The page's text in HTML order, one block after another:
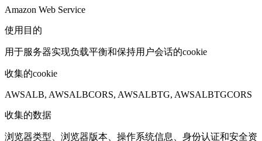
Amazon Web Service
使用目的
用于服务器实现负载平衡和保持用户会话的cookie
收集的cookie
AWSALB, AWSALBCORS, AWSALBTG, AWSALBTGCORS
收集的数据
浏览器类型、浏览器版本、操作系统信息、身份认证和安全资